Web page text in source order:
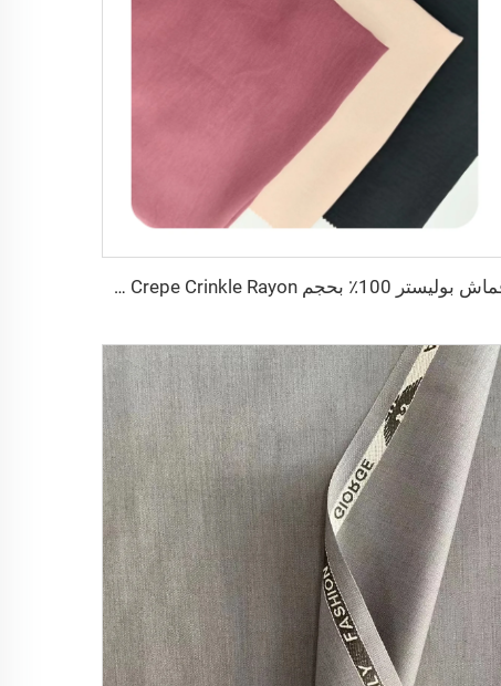
قماش بوليستر 100٪ بحجم 180D kain CEY Airflow Crepe Crinkle Rayon مخصص لملابس النساء